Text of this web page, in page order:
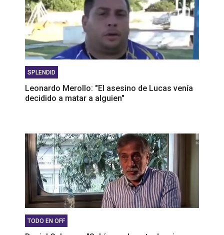
SPLENDID
Leonardo Merollo: "El asesino de Lucas venía
decidido a matar a alguien"
TODO EN OFF